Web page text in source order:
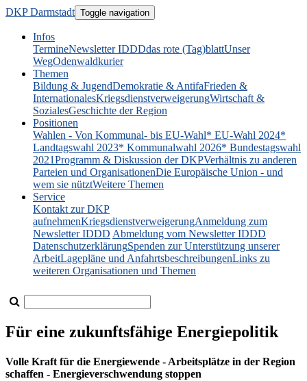
DKP Darmstadt Toggle navigation
Infos
TermineNewsletter IDDDdas rote (Tag)blattUnser
WegOdenwaldkurier
Themen
Bildung & JugendDemokratie & AntifaFrieden &
InternationalesKriegsdienstverweigerungWirtschaft &
SozialesGeschichte der Region
Positionen
Wahlen - Von Kommunal- bis EU-Wahl* EU-Wahl 2024*
Landtagswahl 2023* Kommunalwahl 2026* Bundestagswahl
2021Programm & Diskussion der DKPVerhältnis zu anderen
Parteien und OrganisationenDie Europäische Union - und
wem sie nütztWeitere Themen
Service
Kontakt zur DKP
aufnehmenKriegsdienstverweigerungAnmeldung zum
Newsletter IDDD Abmeldung vom Newsletter IDDD
DatenschutzerklärungSpenden zur Unterstützung unserer
ArbeitLagepläne und AnfahrtsbeschreibungenLinks zu
weiteren Organisationen und Themen
Für eine zukunftsfähige Energiepolitik
Volle Kraft für die Energiewende - Arbeitsplätze in der Region
schaffen - Energieverschwendung stoppen